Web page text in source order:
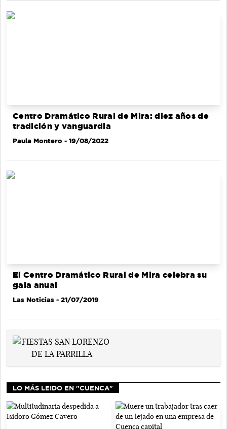
Centro Dramático Rural de Mira: diez años de
tradición y vanguardia
Paula Montero - 19/08/2022
El Centro Dramático Rural de Mira celebra su
gala anual
Las Noticias - 21/07/2019
LO MÁS LEIDO EN "CUENCA"